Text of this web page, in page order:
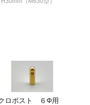
ロポスト ６Φ用